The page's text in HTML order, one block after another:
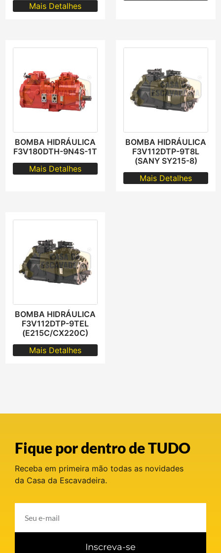
Mais Detalhes
BOMBA HIDRÁULICA
F3V180DTH-9N4S-1T
Mais Detalhes
BOMBA HIDRÁULICA
F3V112DTP-9T8L
(SANY SY215-8)
Mais Detalhes
BOMBA HIDRÁULICA
F3V112DTP-9TEL
(E215C/CX220C)
Mais Detalhes
Fique por dentro de TUDO
Receba em primeira mão todas as novidades
da Casa da Escavadeira.
Inscreva-se